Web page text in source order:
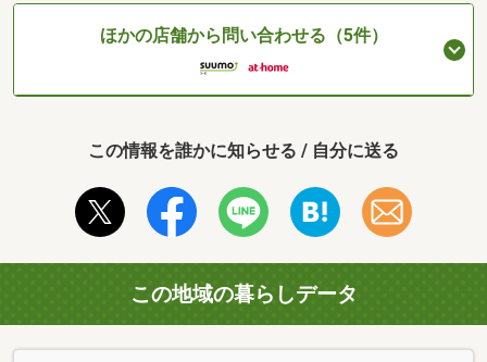
ほかの店舗から問い合わせる（5件）
この情報を誰かに知らせる / 自分に送る
この地域の暮らしデータ